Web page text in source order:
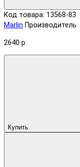
Код товара: 13568-83
Marlin Производитель
2640 р.
Купить